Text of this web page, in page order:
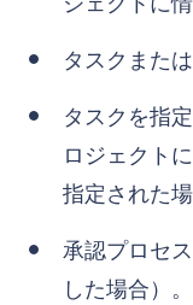
タスクまた
タスクを指
ロジェクト
指定された場
承認プロセ
した場合）。